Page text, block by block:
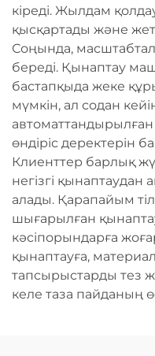
кіреді. Жылдам
қысқартады және
Соңында,
береді. Қынаптау
бастапқыда жеке
мүмкін, ал содан
өндіріс деректерін
Клиенттер барлық
негізгі қынаптаудан
алады. Қарапайым
шығарылған
кәсіпорындарға
қынаптауға,
тапсырыстарды тез
келе таза пайданың